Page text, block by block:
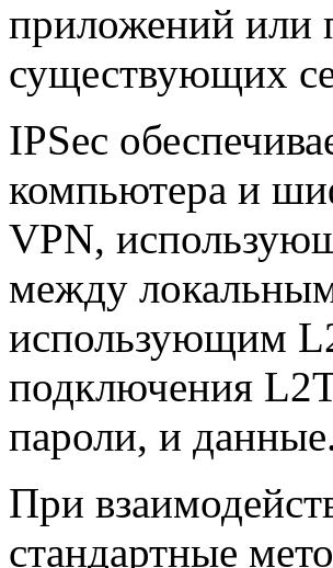
приложений или
существующих
IPSec
компьютера и
VPN,
между
использующим
подключения
пароли, и
При
стандартные